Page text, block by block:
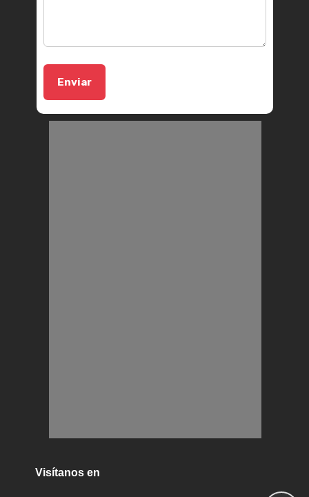
Visítanos en